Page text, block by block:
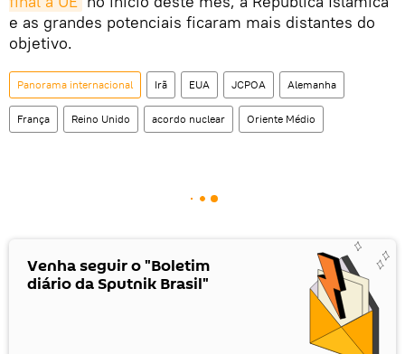
e as grandes potenciais ficaram mais distantes do
objetivo.
Panorama internacional Irã EUA JCPOA Alemanha
França Reino Unido acordo nuclear Oriente Médio
Venha seguir o "Boletim
diário da Sputnik Brasil"